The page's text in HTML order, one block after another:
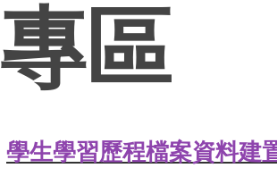
專區
學生學習歷程檔案資料建